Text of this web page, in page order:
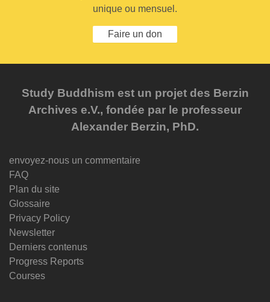
unique ou mensuel.
Faire un don
Study Buddhism est un projet des Berzin
Archives e.V., fondée par le professeur
Alexander Berzin, PhD.
envoyez-nous un commentaire
FAQ
Plan du site
Glossaire
Privacy Policy
Newsletter
Derniers contenus
Progress Reports
Courses